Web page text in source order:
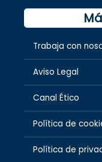
Trabaja con
Aviso Legal
Canal Ético
Política de
Política de